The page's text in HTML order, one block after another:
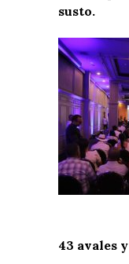
susto.
43 avales